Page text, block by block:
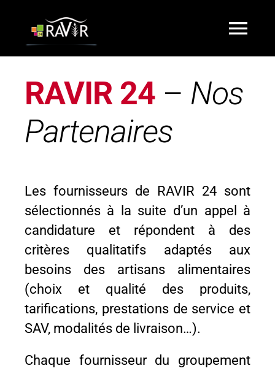
contenu
Qui sommes-nous ?
Animations
Actualités
Prendre contact
RAVIR 24– Nos
Partenaires
Les fournisseurs de RAVIR 24 sont
sélectionnés à la suite d’un appel à
candidature et répondent à des
critères qualitatifs adaptés aux
besoins des artisans alimentaires
(choix et qualité des produits,
tarifications, prestations de service et
SAV, modalités de livraison…).
Chaque fournisseur du groupement